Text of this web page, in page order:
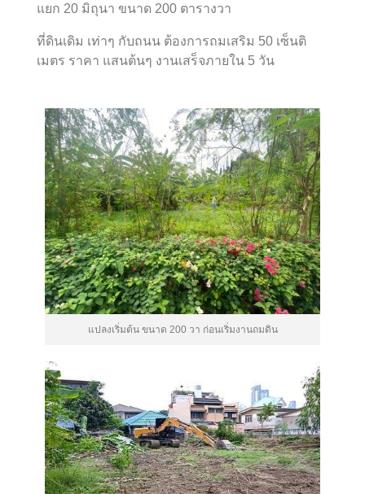
แยก 20 มิถุนา ขนาด 200 ตารางวา
ที่ดินเดิม เท่าๆ กับถนน ต้องการถมเสริม 50 เซ็นติ
เมตร ราคา แสนต้นๆ งานเสร็จภายใน 5 วัน
แปลงเริ่มต้น ขนาด 200 วา ก่อนเริ่มงานถมดิน